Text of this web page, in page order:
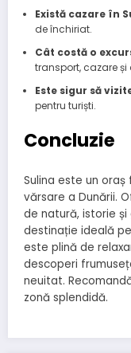
Există cazare în
de închiriat.
Cât costă o
transport, cazare și
Este sigur să
pentru turiști.
Concluzie
Sulina este un
vărsare a Dunării.
de natură, istorie
destinație ideală
este plină de
descoperi
neuitat.
zonă splendidă.